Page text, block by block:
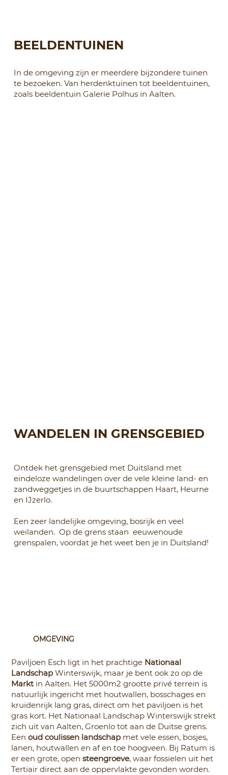
BEELDENTUINEN
In de omgeving zijn er meerdere bijzondere tuinen
te bezoeken. Van herdenktuinen tot beeldentuinen,
zoals beeldentuin Galerie Polhus in Aalten.
WANDELEN IN GRENSGEBIED
Ontdek het grensgebied met Duitsland met
eindeloze wandelingen over de vele kleine land- en
zandweggetjes in de buurtschappen Haart, Heurne
en IJzerlo.
Een zeer landelijke omgeving, bosrijk en veel
weilanden. Op de grens staan eeuwenoude
grenspalen, voordat je het weet ben je in Duitsland!
Paviljoen Esch ligt in het prachtige Nationaal
Landschap Winterswijk, maar je bent ook zo op de
Markt in Aalten. Het 5000m2 grootte privé terrein is
natuurlijk ingericht met houtwallen, bosschages en
kruidenrijk lang gras, direct om het paviljoen is het
gras kort. Het Nationaal Landschap Winterswijk strekt
zich uit van Aalten, Groenlo tot aan de Duitse grens.
Eenoud coulissen landschap met vele essen, bosjes,
lanen, houtwallen en af en toe hoogveen. Bij Ratum is
er een grote, opensteengroeve, waar fossielen uit het
Tertiair direct aan de oppervlakte gevonden worden.
OMGEVING